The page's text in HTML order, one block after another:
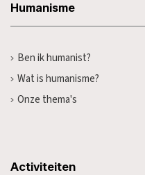
Humanisme
Ben ik humanist?
Wat is humanisme?
Onze thema's
Activiteiten